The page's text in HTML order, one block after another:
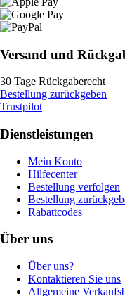
Versand und
30 Tage Rückgaberecht
Bestellung zurückgeben
Trustpilot
Dienstleistungen
Mein Konto
Hilfecenter
Bestellung verfolgen
Bestellung
Rabattcodes
Über uns
Über uns?
Kontaktieren Sie uns
Allgemeine